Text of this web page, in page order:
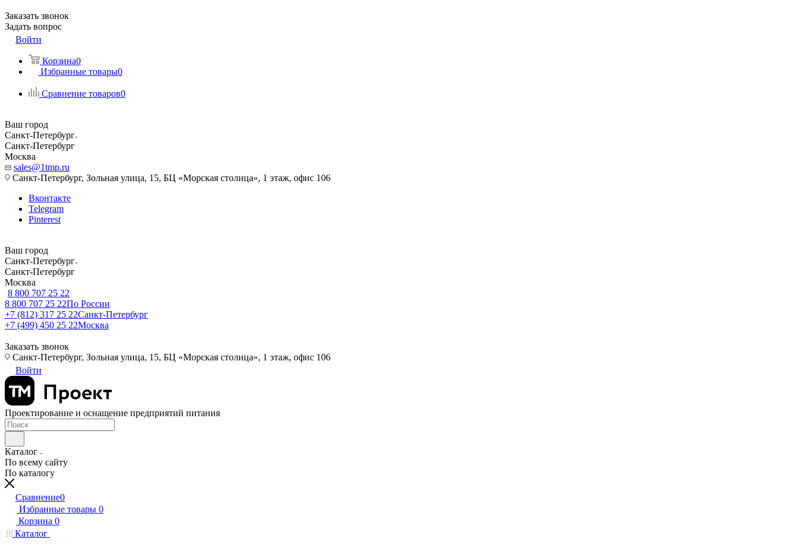
Заказать звонок
Задать вопрос
Войти
Корзина0
Избранные товары0
Сравнение товаров0
Ваш город
Санкт-Петербург
Санкт-Петербург
Москва
sales@1tmp.ru
Санкт-Петербург, Зольная улица, 15, БЦ «Морская столица», 1 этаж, офис 106
Вконтакте
Telegram
Pinterest
Ваш город
Санкт-Петербург
Санкт-Петербург
Москва
8 800 707 25 22
8 800 707 25 22По России
+7 (812) 317 25 22Санкт-Петербург
+7 (499) 450 25 22Москва
Заказать звонок
Санкт-Петербург, Зольная улица, 15, БЦ «Морская столица», 1 этаж, офис 106
Войти
Проектирование и оснащение предприятий питания
Каталог
По всему сайту
По каталогу
Сравнение0
Избранные товары 0
Корзина 0
Каталог